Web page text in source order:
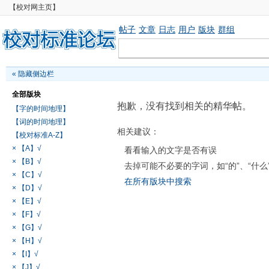
【校对网主页】
帖子 文章 日志 用户 版块 群组
« 隐藏侧边栏
全部版块
【字的时间地理】
【词的时间地理】
【校对标准A-Z】
× 【A】√
× 【B】√
× 【C】√
× 【D】√
× 【E】√
× 【F】√
× 【G】√
× 【H】√
× 【I】√
× 【J】√
抱歉，没有找到相关的精华帖。
相关建议：
看看输入的文字是否有误
去掉可能不必要的字词，如“的”、“什么
在所有版块中搜索